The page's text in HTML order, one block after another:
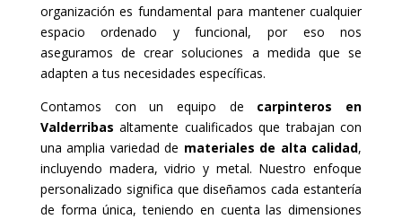
organización es fundamental para mantener cualquier
espacio ordenado y funcional, por eso nos
aseguramos de crear soluciones a medida que se
adapten a tus necesidades específicas.
Contamos con un equipo de carpinteros en
Valderribasaltamente cualificados que trabajan con
una amplia variedad de materiales de alta calidad,
incluyendo madera, vidrio y metal. Nuestro enfoque
personalizado significa que diseñamos cada estantería
de forma única, teniendo en cuenta las dimensiones